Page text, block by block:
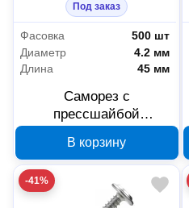
Под заказ
Фасовка
500 шт
Диаметр
4.2 мм
Длина
45 мм
Саморез с
прессшайбой
4.2х45 мм 500 шт.
PR17.00360
В корзину
-41%